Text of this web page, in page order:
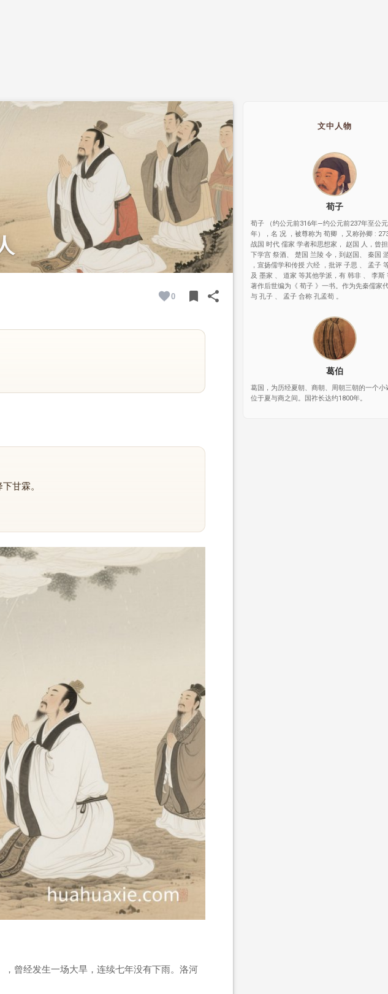
0 bookmarkBOOKMARK
shareSHARE
甘霖。
，曾经发生一场大旱，连续七年没有下雨。洛河
文中人物
荀子
荀子 （约公元前316年—约公元前237年至公
年），名 况 ，被尊称为 荀卿 ，又称孙卿 :
战国 时代 儒家 学者和思想家， 赵国 人，曾
下学宫 祭酒、 楚国 兰陵 令，到赵国、 秦国
，宣扬儒学和传授 六经 ，批评 子思 、 孟子
及 墨家 、 道家 等其他学派，有 韩非 、 李斯
著作后世编为《 荀子 》一书。作为先秦儒家
与 孔子 、 孟子 合称 孔孟荀 。
葛伯
葛国，为历经夏朝、商朝、周朝三朝的一个小
位于夏与商之间。国祚长达约1800年。